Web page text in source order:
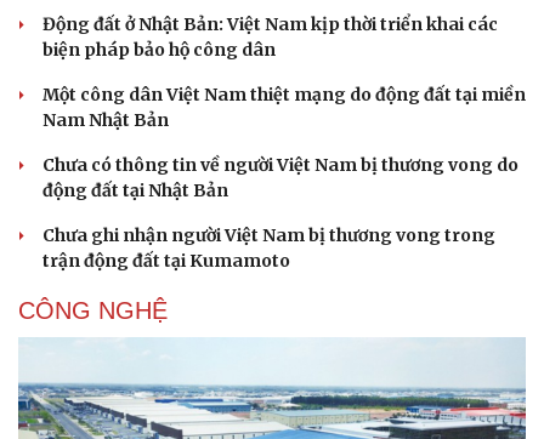
Làm đẹp - giảm cân
Phòng mạch online
Ăn sạch sống khỏe
Động đất ở Nhật Bản: Việt Nam kịp thời triển khai các
biện pháp bảo hộ công dân
Một công dân Việt Nam thiệt mạng do động đất tại miền
Nam Nhật Bản
Chưa có thông tin về người Việt Nam bị thương vong do
động đất tại Nhật Bản
Chưa ghi nhận người Việt Nam bị thương vong trong
trận động đất tại Kumamoto
CÔNG NGHỆ